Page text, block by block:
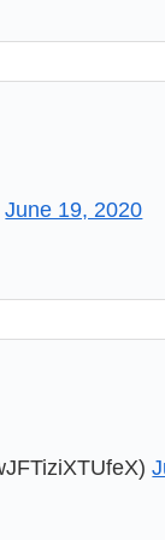
June 19, 2020